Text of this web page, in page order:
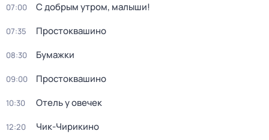
07:00 С добрым утром, малыши!
07:35 Простоквашино
08:30 Бумажки
09:00 Простоквашино
10:30 Отель у овечек
12:20 Чик-Чирикино